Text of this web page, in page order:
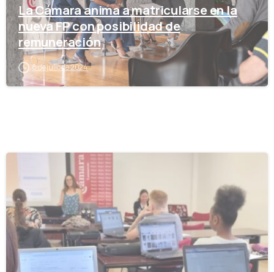
La Cámara anima a matricularse en la
nueva FP con posibilidad de
remuneración
8 de julio de 2024